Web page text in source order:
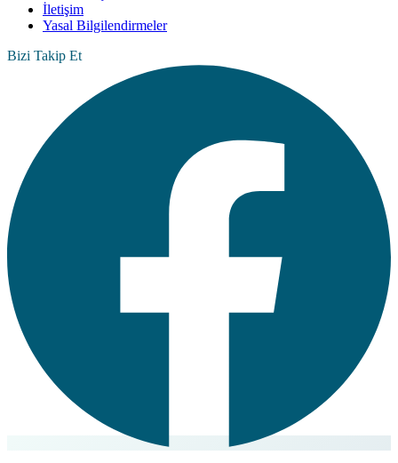
İletişim
Yasal Bilgilendirmeler
Bizi Takip Et